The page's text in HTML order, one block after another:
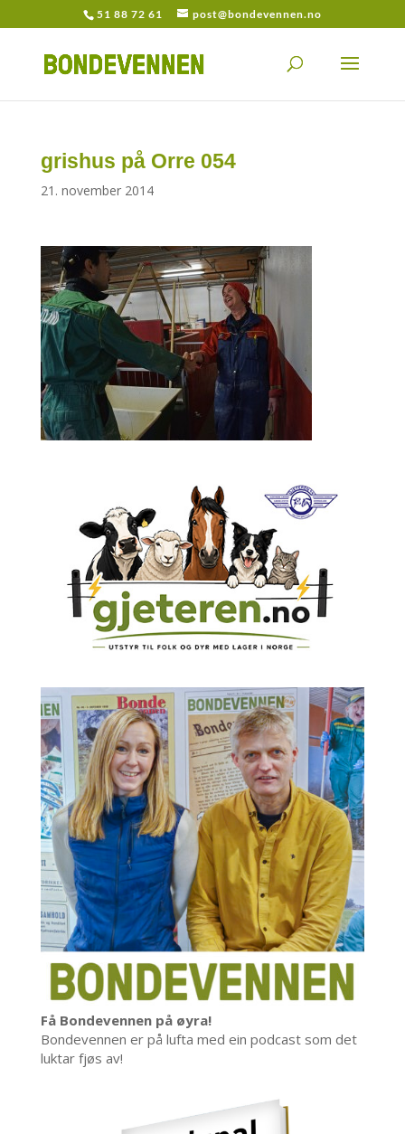
51 88 72 61 post@bondevennen.no
grishus på Orre 054
21. november 2014
Få Bondevennen på øyra!
Bondevennen er på lufta med ein podcast som det
luktar fjøs av!